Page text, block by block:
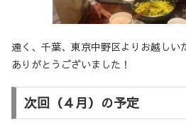
遠く、千葉、東京中野区よりお越しい
ありがとうございました！
次回（４月）の予定